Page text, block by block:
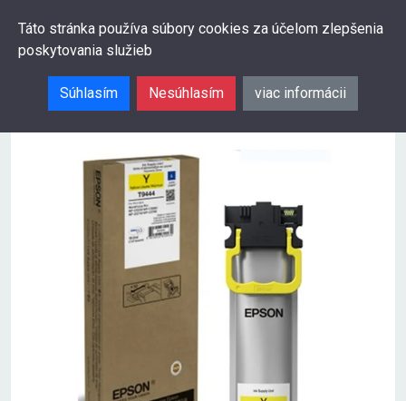
Táto stránka používa súbory cookies za účelom zlepšenia
poskytovania služieb
Súhlasím Nesúhlasím viac informácii